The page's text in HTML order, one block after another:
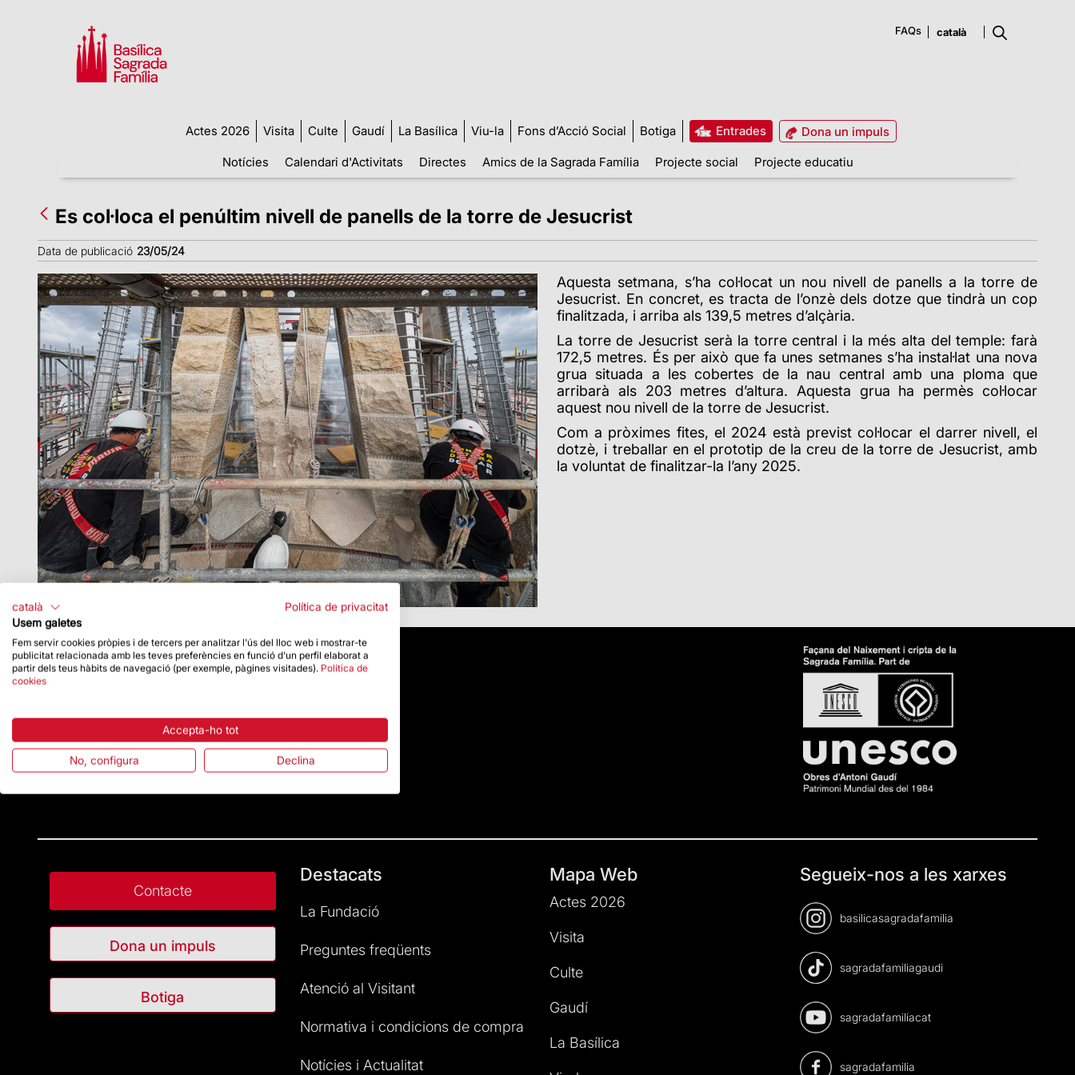
FAQs
Actes 2026 Visita Culte Gaudí La Basílica Viu-la Fons d’Acció Social Botiga Entrades
Dona un impuls
Notícies
Calendari d'Activitats Directes Amics de la Sagrada Família Projecte social Projecte educatiu
Es col·loca el penúltim nivell de panells de la torre de Jesucrist
Data de publicació 23/05/24
Aquesta setmana, s’ha col·locat un nou nivell de panells a la torre de
Jesucrist. En concret, es tracta de l’onzè dels dotze que tindrà un cop
finalitzada, i arriba als 139,5 metres d’alçària.
La torre de Jesucrist serà la torre central i la més alta del temple: farà
172,5 metres. És per això que fa unes setmanes s’ha instal·lat una nova
grua situada a les cobertes de la nau central amb una ploma que
arribarà als 203 metres d’altura. Aquesta grua ha permès col·locar
aquest nou nivell de la torre de Jesucrist.
Com a pròximes fites, el 2024 està previst col·locar el darrer nivell, el
dotzè, i treballar en el prototip de la creu de la torre de Jesucrist, amb
la voluntat de finalitzar-la l’any 2025.
Contacte
Dona un impuls
Botiga
Destacats
La Fundació
Preguntes freqüents
Atenció al Visitant
Normativa i condicions de compra
Notícies i Actualitat
Mapa Web
Actes 2026
Visita
Culte
Gaudí
La Basílica
Segueix-nos a les xarxes
basilicasagradafamilia
sagradafamiliagaudi
sagradafamiliacat
sagradafamilia
català
Política de privacitat
Usem galetes
Fem servir cookies pròpies i de tercers per analitzar l'ús del lloc web i mostrar-te
publicitat relacionada amb les teves preferències en funció d'un perfil elaborat a
partir dels teus hàbits de navegació (per exemple, pàgines visitades). Política de
cookies
Accepta-ho tot
No, configura Declina